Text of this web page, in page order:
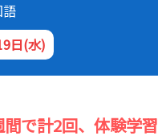
語
日(水)
間で計2回、体験学習